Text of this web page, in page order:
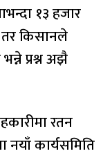
१३ हजार
तर किसानले
प्रश्न अझै
रतन
कार्यसमिति